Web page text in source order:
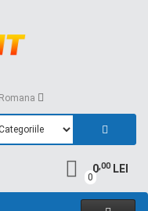
0
0,00LEI